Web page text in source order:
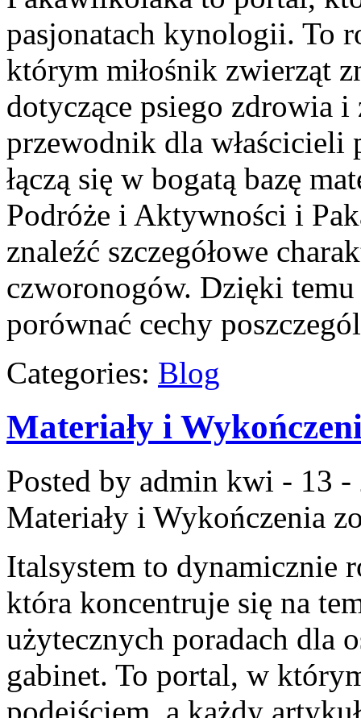
pasjonatach kynologii. To
którym miłośnik zwierząt
dotyczące psiego zdrowia
przewodnik dla właścicieli
łączą się w bogatą bazę
Podróże i Aktywności i
znaleźć szczegółowe
czworonogów. Dzięki
porównać cechy
Categories: Blog
Materiały i
Posted by admin kwi - 13 -
Materiały i Wykończenia
Italsystem to dynamicznie
która koncentruje się na
użytecznych poradach dla
gabinet. To portal, w